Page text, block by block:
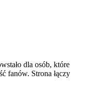
dla osób, które
fanów. Strona łączy